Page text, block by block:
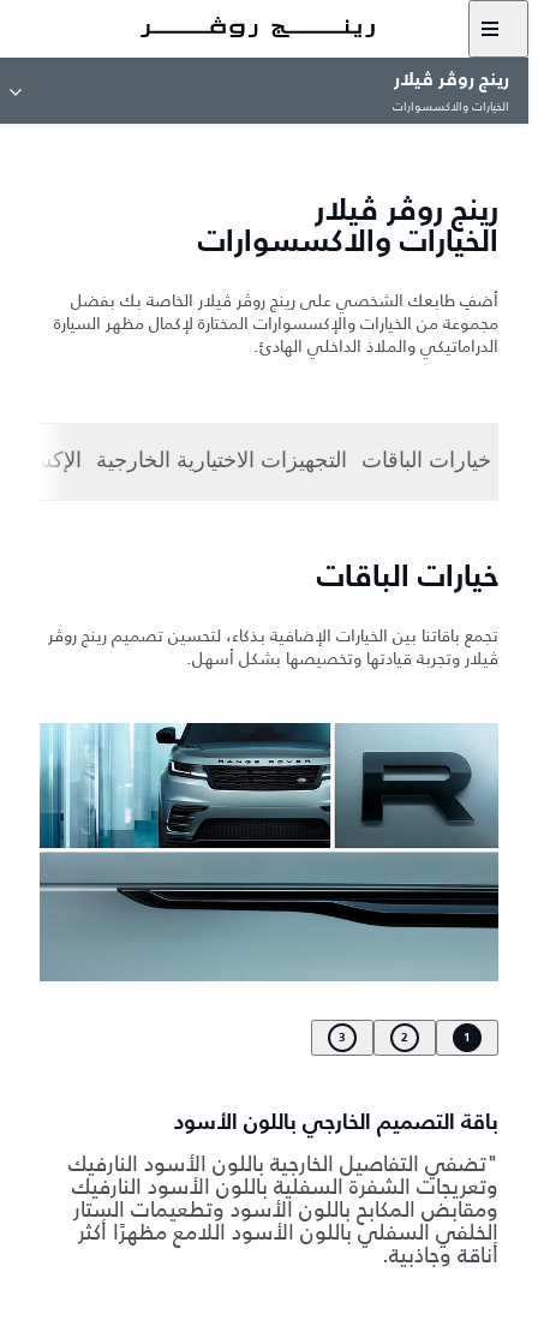
رينج روڤر ڤيلار
الخيارات والاكسسوارات
رينج روڤر ڤيلار
الخيارات والاكسسوارات
أضفِ طابعك الشخصي على رينج روڤر ڤيلار الخاصة بك بفضل
مجموعة من الخيارات والإكسسوارات المختارة لإكمال مظهر السيارة
الدراماتيكي والملاذ الداخلي الهادئ.
خيارات الباقات التجهيزات الاختيارية الخارجية
خيارات الباقات
تجمع باقاتنا بين الخيارات الإضافية بذكاء، لتحسين تصميم رينج روڤر
ڤيلار وتجربة قيادتها وتخصيصها بشكل أسهل.
1
2
3
باقة التصميم الخارجي باللون الأسود
"تضفي التفاصيل الخارجية باللون الأسود النارفيك
وتعريجات الشفرة السفلية باللون الأسود النارفيك
ومقابض المكابح باللون الأسود وتطعيمات الستار
الخلفي السفلي باللون الأسود اللامع مظهرًا أكثر
أناقة وجاذبية.